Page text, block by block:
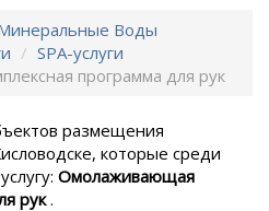
Минеральные Воды
SPA-услуги
программа для рук
размещения
которые среди
Омолаживающая
рук.